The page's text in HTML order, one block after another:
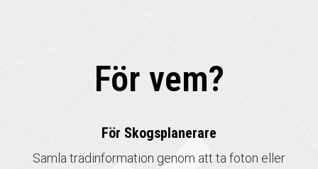
För vem?
För Skogsplanerare
Samla trädinformation genom att ta foton eller